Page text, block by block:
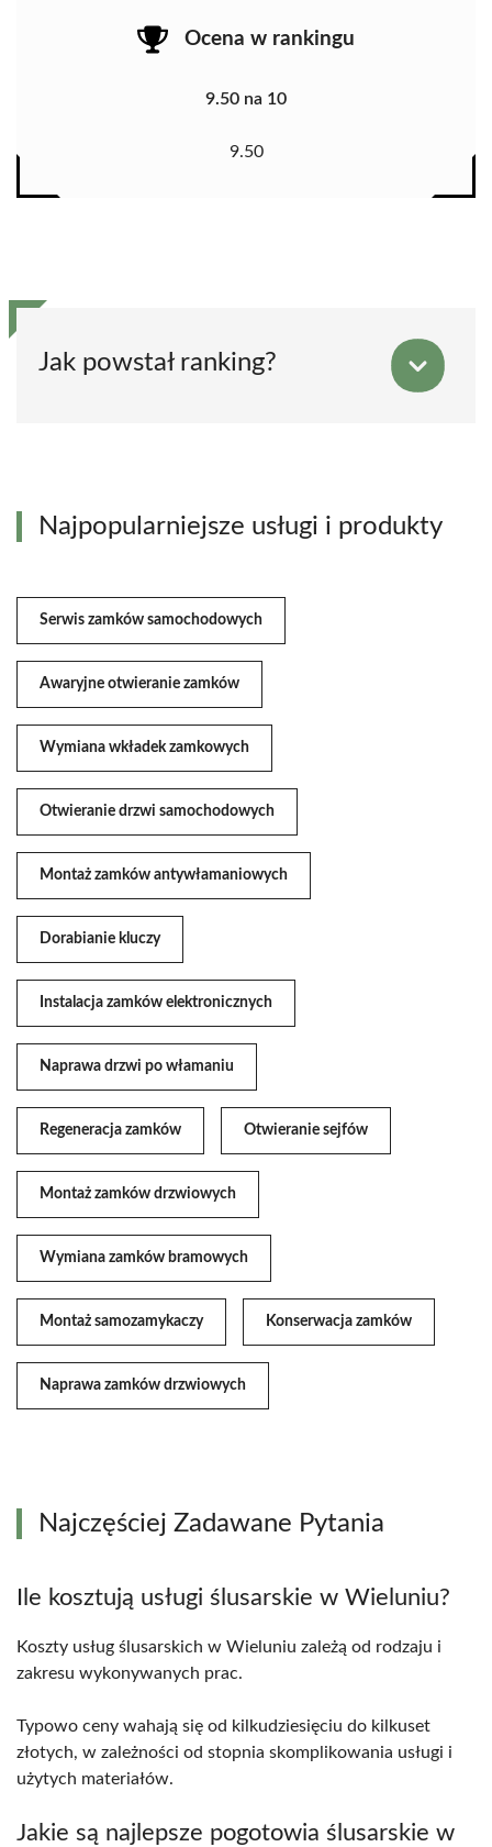
Ocena w rankingu
9.50 na 10
9.50
Jak powstał ranking?
Najpopularniejsze usługi i produkty
Serwis zamków samochodowych
Awaryjne otwieranie zamków
Wymiana wkładek zamkowych
Otwieranie drzwi samochodowych
Montaż zamków antywłamaniowych
Dorabianie kluczy
Instalacja zamków elektronicznych
Naprawa drzwi po włamaniu
Regeneracja zamków Otwieranie sejfów
Montaż zamków drzwiowych
Wymiana zamków bramowych
Montaż samozamykaczy Konserwacja zamków
Naprawa zamków drzwiowych
Najczęściej Zadawane Pytania
Ile kosztują usługi ślusarskie w Wieluniu?
Koszty usług ślusarskich w Wieluniu zależą od rodzaju i
zakresu wykonywanych prac.
Typowo ceny wahają się od kilkudziesięciu do kilkuset
złotych, w zależności od stopnia skomplikowania usługi i
użytych materiałów.
Jakie są najlepsze pogotowia ślusarskie w